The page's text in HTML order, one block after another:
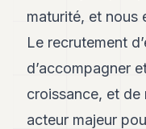
ENTREPRISES
ASSOCIATIONS
S'ABONNER
maturité, et nous
Le recrutement
d’accompagner
croissance, et de
acteur majeur